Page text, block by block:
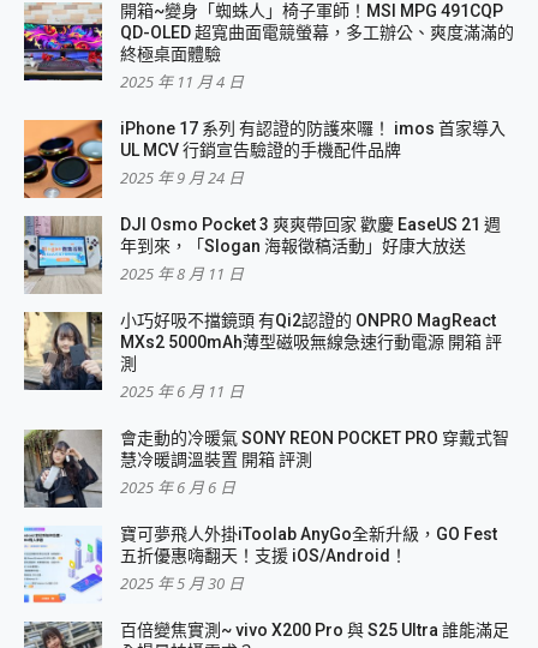
開箱~變身「蜘蛛人」椅子軍師！MSI MPG 491CQP
QD-OLED 超寬曲面電競螢幕，多工辦公、爽度滿滿的
終極桌面體驗
2025 年 11 月 4 日
iPhone 17 系列 有認證的防護來囉！ imos 首家導入
UL MCV 行銷宣告驗證的手機配件品牌
2025 年 9 月 24 日
DJI Osmo Pocket 3 爽爽帶回家 歡慶 EaseUS 21 週
年到來，「Slogan 海報徵稿活動」好康大放送
2025 年 8 月 11 日
小巧好吸不擋鏡頭 有Qi2認證的 ONPRO MagReact
MXs2 5000mAh薄型磁吸無線急速行動電源 開箱 評
測
2025 年 6 月 11 日
會走動的冷暖氣 SONY REON POCKET PRO 穿戴式智
慧冷暖調溫裝置 開箱 評測
2025 年 6 月 6 日
寶可夢飛人外掛iToolab AnyGo全新升級，GO Fest
五折優惠嗨翻天！支援 iOS/Android！
2025 年 5 月 30 日
百倍變焦實測~ vivo X200 Pro 與 S25 Ultra 誰能滿足